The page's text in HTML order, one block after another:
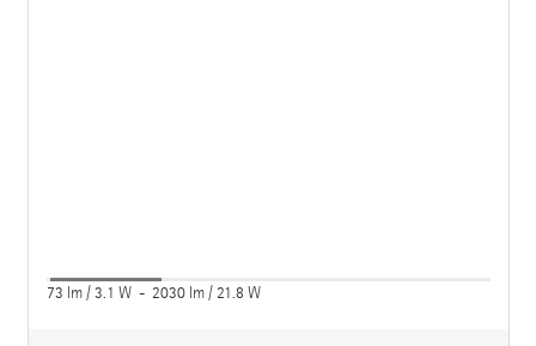
73 lm / 3.1 W - 2030 lm / 21.8 W